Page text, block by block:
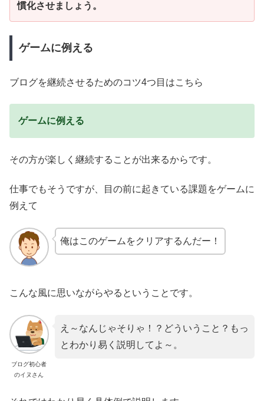
慣化させましょう。
ゲームに例える
ブログを継続させるためのコツ4つ目はこちら
ゲームに例える
その方が楽しく継続することが出来るからです。
仕事でもそうですが、
目の前に起きている課題をゲームに
例えて
俺はこのゲームをクリアするんだー！
こんな風に思いながらやるということです。
ブログ初心者
のイヌさん
え～なんじゃそりゃ！？どういうこと？もっ
とわかり易く説明してよ～。